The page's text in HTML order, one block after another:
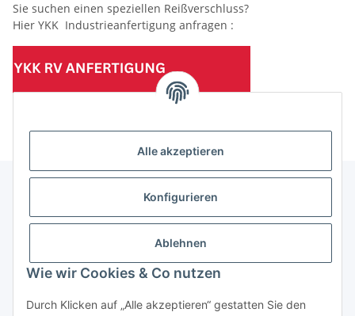
Alle akzeptieren
Konfigurieren
Ablehnen
Wie wir Cookies & Co nutzen
Durch Klicken auf „Alle akzeptieren“ gestatten Sie den
Sie suchen einen speziellen Reißverschluss?
Hier YKK Industrieanfertigung anfragen :
(Mindesttabnahmemenge 10 Stück je Länge und Farbe)
Informationen
Gesetzliche Informationen